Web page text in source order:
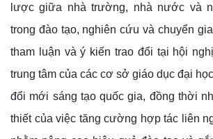
lược giữa nhà trường, nhà nước và
trong đào tạo, nghiên cứu và chuyển
tham luận và ý kiến trao đổi tại hội
trung tâm của các cơ sở giáo dục đại
đổi mới sáng tạo quốc gia, đồng thời
thiết của việc tăng cường hợp tác liên